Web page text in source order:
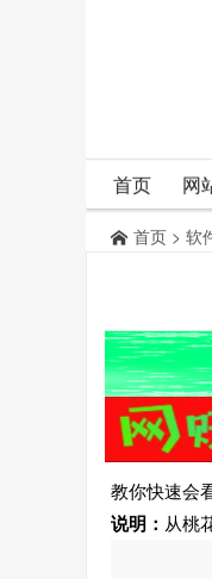
首页 网
首页 > 软
教你快速会
说明： 从桃